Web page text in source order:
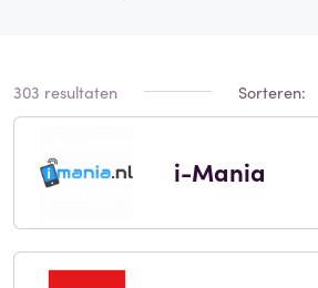
303 resultaten Sorteren:
i-Mania